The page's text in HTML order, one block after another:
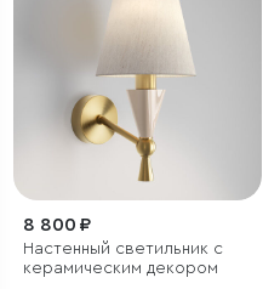
8 800 ₽
Настенный светильник с
керамическим декором